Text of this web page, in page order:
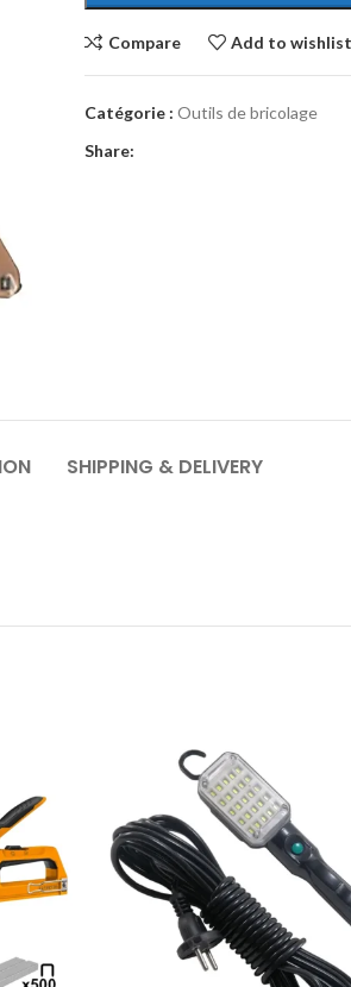
Compare Add to wishlist
Catégorie : Outils de bricolage
Share:
SHIPPING & DELIVERY